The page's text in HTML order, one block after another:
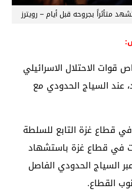
بجروحه قبل أيام – رويترز
الاحتلال الاسرائيلي
عند السياج الحدودي مع
في قطاع غزة التابع للسلطة
في قطاع غزة باستشهاد
السياج الحدودي الفاصل
القطاع.